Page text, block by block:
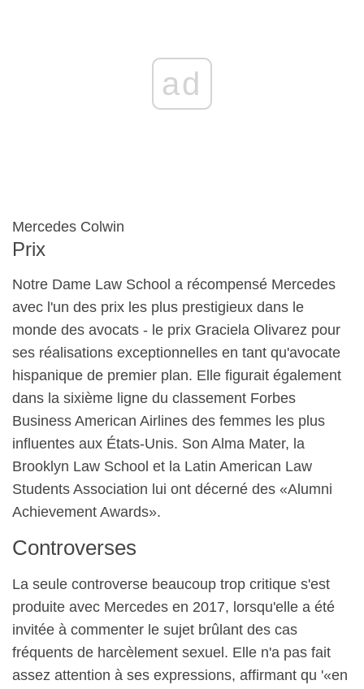
ad
Mercedes Colwin
Prix
Notre Dame Law School a récompensé Mercedes
avec l'un des prix les plus prestigieux dans le
monde des avocats - le prix Graciela Olivarez pour
ses réalisations exceptionnelles en tant qu'avocate
hispanique de premier plan. Elle figurait également
dans la sixième ligne du classement Forbes
Business American Airlines des femmes les plus
influentes aux États-Unis. Son Alma Mater, la
Brooklyn Law School et la Latin American Law
Students Association lui ont décerné des «Alumni
Achievement Awards».
Controverses
La seule controverse beaucoup trop critique s'est
produite avec Mercedes en 2017, lorsqu'elle a été
invitée à commenter le sujet brûlant des cas
fréquents de harcèlement sexuel. Elle n'a pas fait
assez attention à ses expressions, affirmant qu '«en